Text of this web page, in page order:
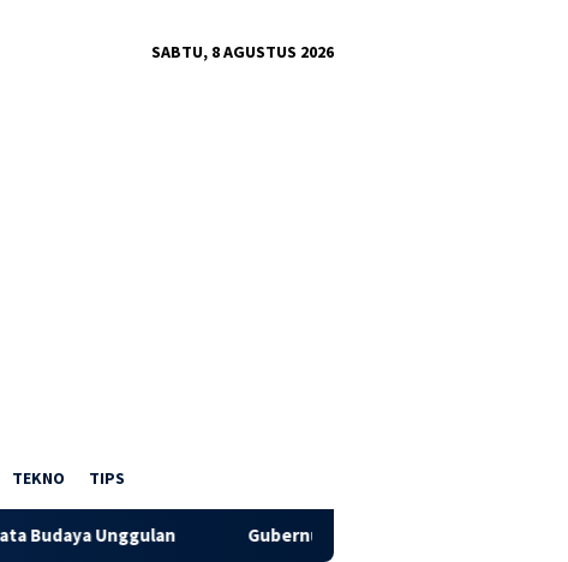
SABTU, 8 AGUSTUS 2026
TEKNO TIPS
Gubernur Al Haris Hadiri Panen Raya TNI di Desa